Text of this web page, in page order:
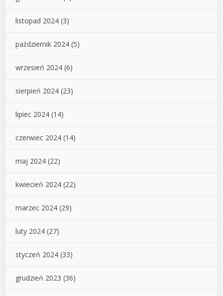
listopad 2024 (3)
październik 2024 (5)
wrzesień 2024 (6)
sierpień 2024 (23)
lipiec 2024 (14)
czerwiec 2024 (14)
maj 2024 (22)
kwiecień 2024 (22)
marzec 2024 (29)
luty 2024 (27)
styczeń 2024 (33)
grudzień 2023 (36)